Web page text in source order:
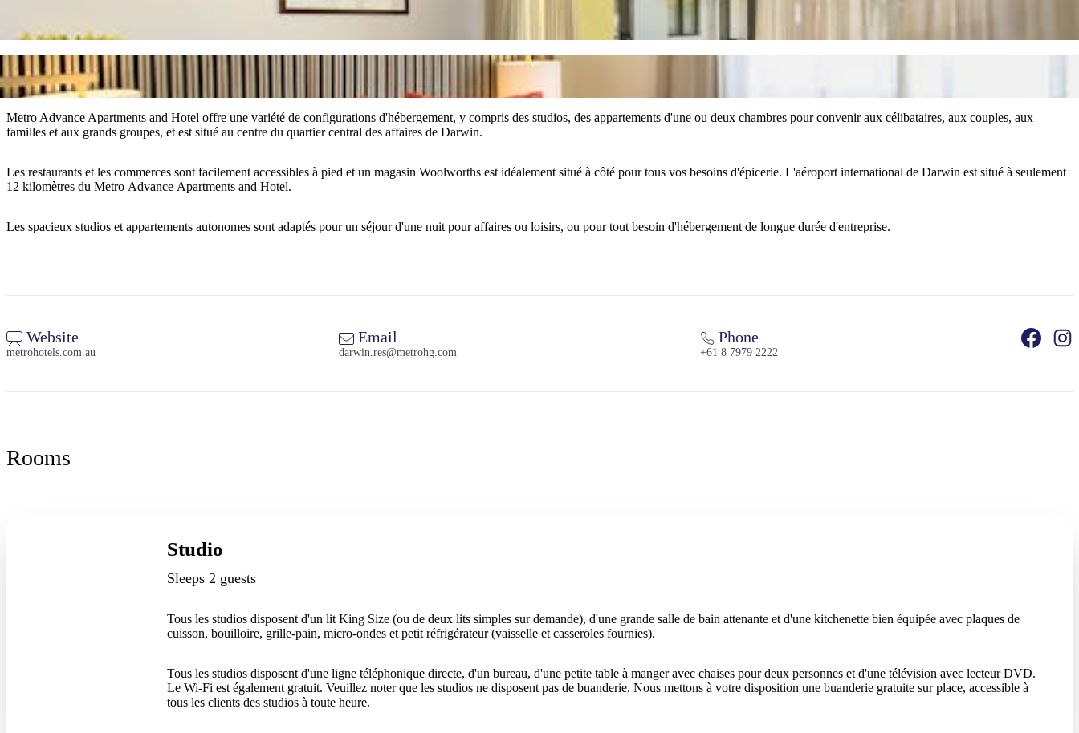
Metro Advance Apartments and Hotel offre une variété de configurations d'hébergement, y compris des studios, des appartements d'une ou deux chambres pour convenir aux célibataires, aux couples, aux
familles et aux grands groupes, et est situé au centre du quartier central des affaires de Darwin.
Les restaurants et les commerces sont facilement accessibles à pied et un magasin Woolworths est idéalement situé à côté pour tous vos besoins d'épicerie. L'aéroport international de Darwin est situé à seulement
12 kilomètres du Metro Advance Apartments and Hotel.
Les spacieux studios et appartements autonomes sont adaptés pour un séjour d'une nuit pour affaires ou loisirs, ou pour tout besoin d'hébergement de longue durée d'entreprise.
Website
metrohotels.com.au
Email
darwin.res@metrohg.com
Phone
+61 8 7979 2222
Rooms
Studio
Sleeps 2 guests
Tous les studios disposent d'un lit King Size (ou de deux lits simples sur demande), d'une grande salle de bain attenante et d'une kitchenette bien équipée avec plaques de
cuisson, bouilloire, grille-pain, micro-ondes et petit réfrigérateur (vaisselle et casseroles fournies).
Tous les studios disposent d'une ligne téléphonique directe, d'un bureau, d'une petite table à manger avec chaises pour deux personnes et d'une télévision avec lecteur DVD.
Le Wi-Fi est également gratuit. Veuillez noter que les studios ne disposent pas de buanderie. Nous mettons à votre disposition une buanderie gratuite sur place, accessible à
tous les clients des studios à toute heure.